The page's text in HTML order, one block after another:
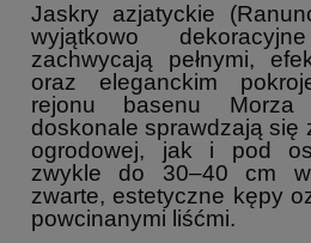
Jaskry azjatyckie
wyjątkowo
zachwycają pełnymi,
oraz eleganckim
rejonu basenu Morza
doskonale sprawdzają się
ogrodowej, jak i pod
zwykle do 30–40 cm
zwarte, estetyczne kępy
powcinanymi liśćmi.